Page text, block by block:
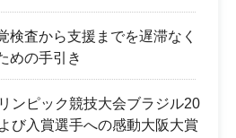
検査から支援までを遅滞なく
めの手引き
ンピック競技大会ブラジル20
び入賞選手への感動大阪大賞